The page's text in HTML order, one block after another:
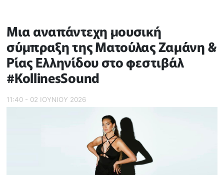
Μια αναπάντεχη μουσική
σύμπραξη της Ματούλας Ζαμάνη &
Ρίας Ελληνίδου στο φεστιβάλ
#KollinesSound
11:40 - 02 ΙΟΥΝΙΟΥ 2026